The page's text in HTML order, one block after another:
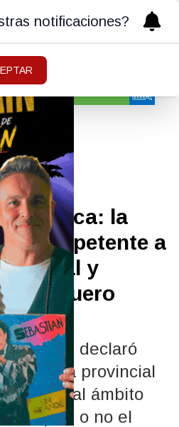
médica: la
incompetente a
y
al fuero
declaró
Justicia provincial
legajo al ámbito
aceptar o no el
notificaciones?